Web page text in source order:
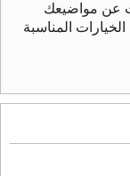
عن مواضيعك
المناسبة